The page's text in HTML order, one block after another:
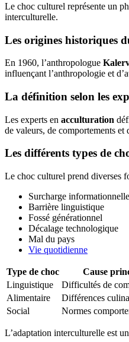
Le choc culturel représente un
interculturelle.
Les origines historiques
En 1960, l’anthropologue
influençant l’anthropologie et
La définition selon les
Les experts en acculturation
de valeurs, de comportements et
Les différents types de
Le choc culturel prend diverses
Surcharge informationnelle
Barrière linguistique
Fossé générationnel
Décalage technologique
Mal du pays
Vie quotidienne
Type de choc Cause
Linguistique
Difficultés de
Alimentaire
Différences
Social
Normes
L’adaptation interculturelle est